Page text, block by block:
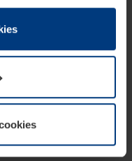
på din
for drift av
som helst endre eller
av
på